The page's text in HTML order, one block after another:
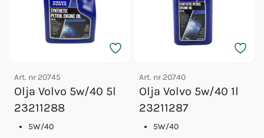
Art. nr 20745
Olja Volvo 5w/40 5l
23211288
5W/40
Art. nr 20740
Olja Volvo 5w/40 1l
23211287
5W/40